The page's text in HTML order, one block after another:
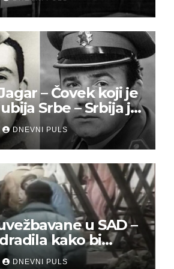
– Čovek koji je
Srbe – Srbija je
ga pamti
DNEVNI PULS
u SAD –
kako bi
DNEVNI PULS